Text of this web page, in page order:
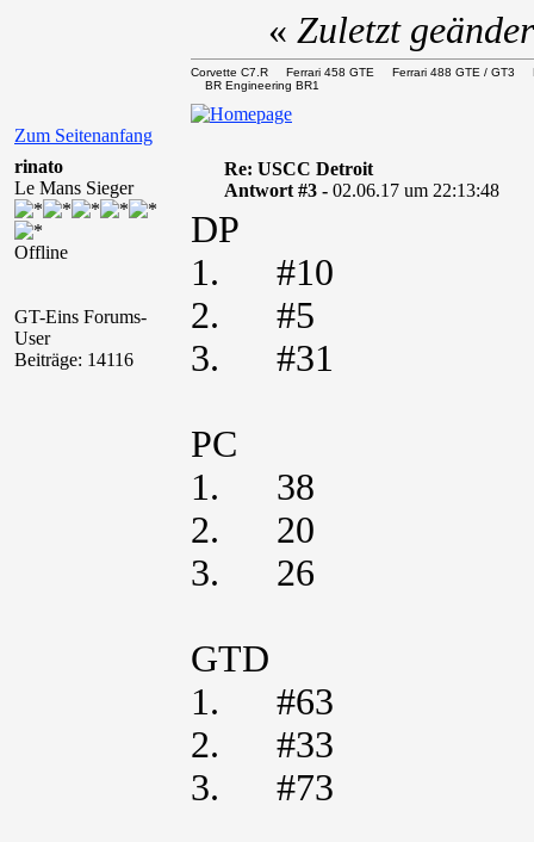
Zum Seitenanfang
« Zuletzt
Corvette C7.R Ferrari 458 GTE Ferrari 488 GTE /
BR Engineering BR1
rinato
Le Mans Sieger
Offline
GT-Eins Forums-
User
Beiträge: 14116
Re: USCC Detroit
Antwort #3 - 02.06.17 um 22:13:48
DP
1. #10
2. #5
3. #31
PC
1. 38
2. 20
3. 26
GTD
1. #63
2. #33
3. #73